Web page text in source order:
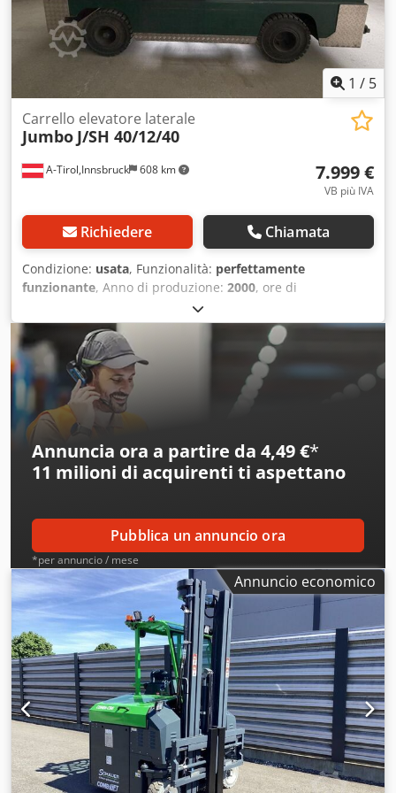
Diesel Produttore del motore: JCB Ore di funzionamento:
5.745 ore Dimensioni e peso Dimensioni (L x L x A): 4.400 x
2.030 x 2.820 mm Altezza di passaggio: 2.850 mm Peso a
vuoto: 6.800 kg ACCESSORI Altezza libera di sollevamento
Fari di lavoro Cabina completa Documentazione
Marchiatura CE
1 / 5
A-Tirol,Innsbruck 608 km
Carrello elevatore laterale
Jumbo J/SH 40/12/40
7.999 €
VB più IVA
Richiedere Chiamata
Condizione: usata, Funzionalità: perfettamente
funzionante, Anno di produzione: 2000, ore di
, portata:
sollevamento:4.000 mm, sollevamento libero:150 mm,
tipo di carburante:
, tipo di montante:duplex
vuoto:
6.480 kg, tipo di trazione:
, Carrello laterale
Tipo di montante: Duplex Condizione: Pronto all'uso e
pienamente funzionante Condizione tecnica: normale
Dcodpfezr Arqex Al Tsk Tipo di pneumatico anteriore:
Superelastico Tipo di pneumatico posteriore: Superelastico
Descrizione: Macchina funzionante, ma presenta strappi
dovuti all’idrostatico. Portata a @LSP 900mm = 2960kg
Annuncia ora a partire da 4,49 €*
11 milioni di acquirenti ti aspettano
Pubblica un annuncio ora
*per annuncio / mese
Annuncio economico